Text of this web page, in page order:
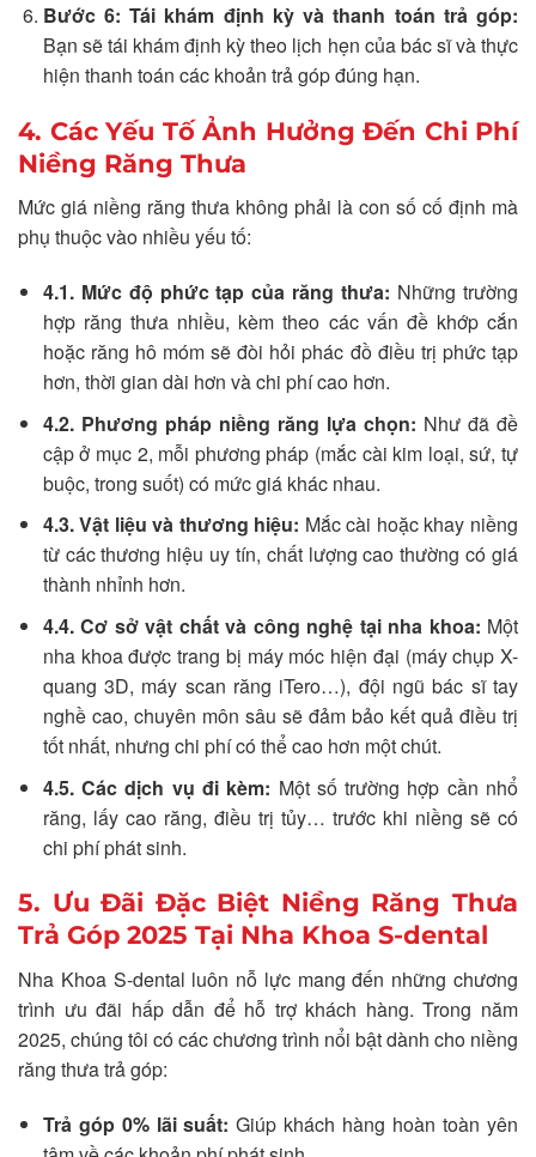
Bước 6: Tái khám định kỳ và thanh toán trả góp:
Bạn sẽ tái khám định kỳ theo lịch hẹn của bác sĩ và thực
hiện thanh toán các khoản trả góp đúng hạn.
4. Các Yếu Tố Ảnh Hưởng Đến Chi Phí
Niềng Răng Thưa
Mức giá niềng răng thưa không phải là con số cố định mà
phụ thuộc vào nhiều yếu tố:
4.1. Mức độ phức tạp của răng thưa: Những trường
hợp răng thưa nhiều, kèm theo các vấn đề khớp cắn
hoặc răng hô móm sẽ đòi hỏi phác đồ điều trị phức tạp
hơn, thời gian dài hơn và chi phí cao hơn.
4.2. Phương pháp niềng răng lựa chọn: Như đã đề
cập ở mục 2, mỗi phương pháp (mắc cài kim loại, sứ, tự
buộc, trong suốt) có mức giá khác nhau.
4.3. Vật liệu và thương hiệu: Mắc cài hoặc khay niềng
từ các thương hiệu uy tín, chất lượng cao thường có giá
thành nhỉnh hơn.
4.4. Cơ sở vật chất và công nghệ tại nha khoa: Một
nha khoa được trang bị máy móc hiện đại (máy chụp X-
quang 3D, máy scan răng iTero…), đội ngũ bác sĩ tay
nghề cao, chuyên môn sâu sẽ đảm bảo kết quả điều trị
tốt nhất, nhưng chi phí có thể cao hơn một chút.
4.5. Các dịch vụ đi kèm: Một số trường hợp cần nhổ
răng, lấy cao răng, điều trị tủy… trước khi niềng sẽ có
chi phí phát sinh.
5. Ưu Đãi Đặc Biệt Niềng Răng Thưa
Trả Góp 2025 Tại Nha Khoa S-dental
Nha Khoa S-dental luôn nỗ lực mang đến những chương
trình ưu đãi hấp dẫn để hỗ trợ khách hàng. Trong năm
2025, chúng tôi có các chương trình nổi bật dành cho niềng
răng thưa trả góp:
Trả góp 0% lãi suất: Giúp khách hàng hoàn toàn yên